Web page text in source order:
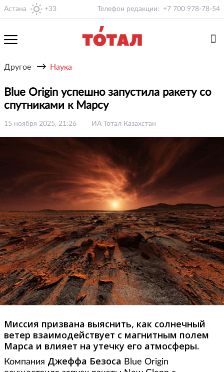
Астана +33 Телефон редакции: +7 700 978-78-54
Другое → Наука
Blue Origin успешно запустила ракету со
спутниками к Марсу
15 ноября 2025, 21:26 ИА Тотал Казахстан
Миссия призвана выяснить, как солнечный
ветер взаимодействует с магнитным полем
Марса и влияет на утечку его атмосферы.
Компания Джеффа Безоса Blue Origin